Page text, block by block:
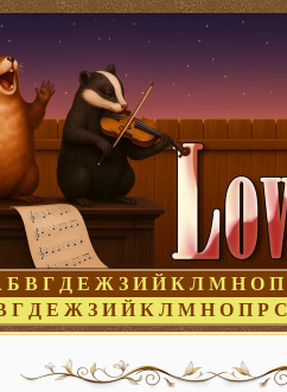
Б В Г Д Е Ж З И Й К Л М Н О П
Г Д Е Ж З И Й К Л М Н О П Р С